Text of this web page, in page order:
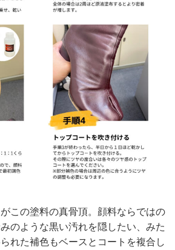
この塗料の真骨頂。顔料ならではの
のような黒い汚れを隠したい、みた
れた補色もベースとコートを複合し